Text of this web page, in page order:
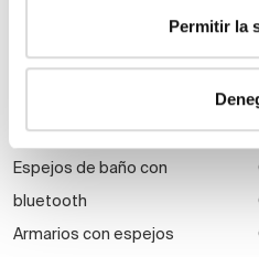
Permitir la
Espejos de aumento
Espejos de baño con
bluetooth
Armarios con espejos